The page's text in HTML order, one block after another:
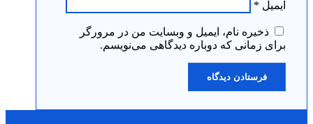
ایمیل *
ذخیره نام، ایمیل و وبسایت من در مرورگر
برای زمانی که دوباره دیدگاهی می‌نویسم.